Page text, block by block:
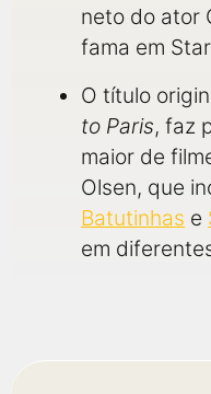
neto do ator
fama em
O título
to Paris, faz
maior de
Olsen, que
Batutinhas e
em